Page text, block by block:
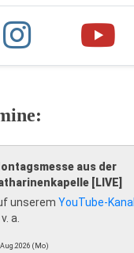
aus der
[LIVE]
unserem YouTube-Kanal
a.
(Mo)